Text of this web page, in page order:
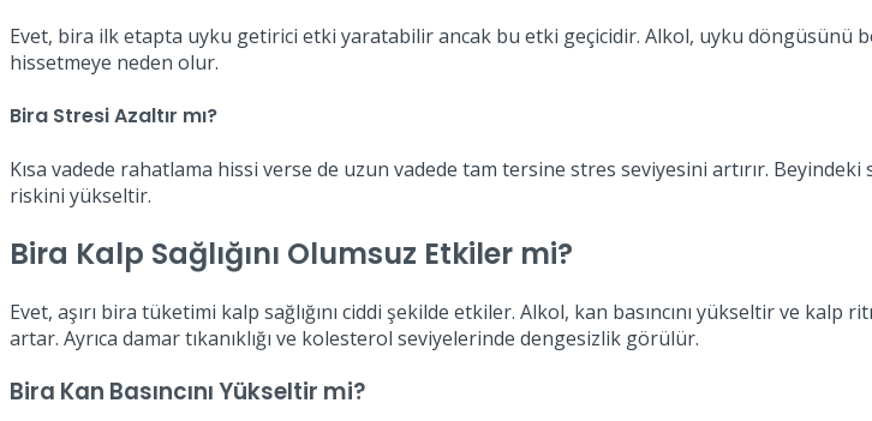
Evet, bira ilk etapta uyku getirici etki yaratabilir ancak bu etki geçicidir. Alkol, uyku döngüsünü
hissetmeye neden olur.
Bira Stresi Azaltır mı?
Kısa vadede rahatlama hissi verse de uzun vadede tam tersine stres seviyesini artırır.
riskini yükseltir.
Bira Kalp Sağlığını Olumsuz Etkiler mi?
Evet, aşırı bira tüketimi kalp sağlığını ciddi şekilde etkiler. Alkol, kan basıncını yükseltir ve
artar. Ayrıca damar tıkanıklığı ve kolesterol seviyelerinde dengesizlik görülür.
Bira Kan Basıncını Yükseltir mi?